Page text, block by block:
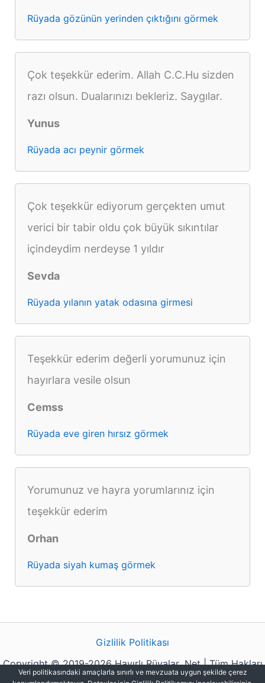
Rüyada gözünün yerinden çıktığını görmek
Çok teşekkür ederim. Allah C.C.Hu sizden
razı olsun. Dualarınızı bekleriz. Saygılar.
Yunus
Rüyada acı peynir görmek
Çok teşekkür ediyorum gerçekten umut
verici bir tabir oldu çok büyük sıkıntılar
içindeydim nerdeyse 1 yıldır
Sevda
Rüyada yılanın yatak odasına girmesi
Teşekkür ederim değerli yorumunuz için
hayırlara vesile olsun
Cemss
Rüyada eve giren hırsız görmek
Yorumunuz ve hayra yorumlarınız için
teşekkür ederim
Orhan
Rüyada siyah kumaş görmek
Gizlilik Politikası
Copyright © 2019-2026 Hayırlı Rüyalar .Net | Tüm Hakları
Saklıdır.
Veri politikasındaki amaçlarla sınırlı ve mevzuata uygun şekilde çerez